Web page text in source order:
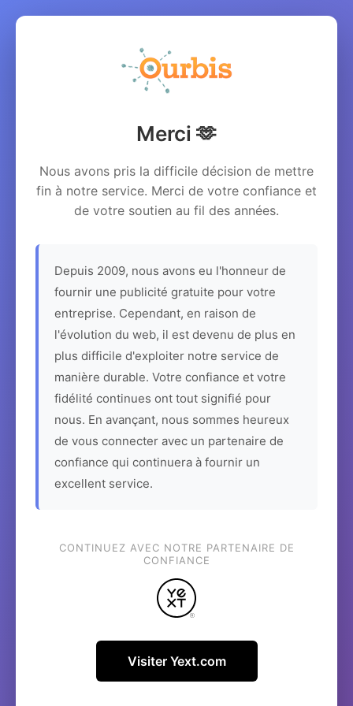
Merci 🫶
Nous avons pris la difficile décision de mettre
fin à notre service. Merci de votre confiance et
de votre soutien au fil des années.
Depuis 2009, nous avons eu l'honneur de
fournir une publicité gratuite pour votre
entreprise. Cependant, en raison de
l'évolution du web, il est devenu de plus en
plus difficile d'exploiter notre service de
manière durable. Votre confiance et votre
fidélité continues ont tout signifié pour
nous. En avançant, nous sommes heureux
de vous connecter avec un partenaire de
confiance qui continuera à fournir un
excellent service.
CONTINUEZ AVEC NOTRE PARTENAIRE DE
CONFIANCE
Visiter Yext.com